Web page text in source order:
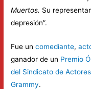
Muertos. Su
depresión”.
​Fue uncomediante,
ganador de un Premio
del Sindicato de Actores
Grammy.